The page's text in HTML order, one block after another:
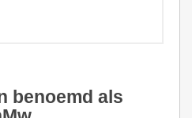
benoemd als